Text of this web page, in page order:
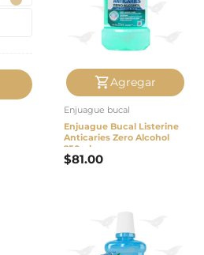
Agregar
Enjuague bucal
Enjuague Bucal Listerine
Anticaries Zero Alcohol
250ml
$81.00